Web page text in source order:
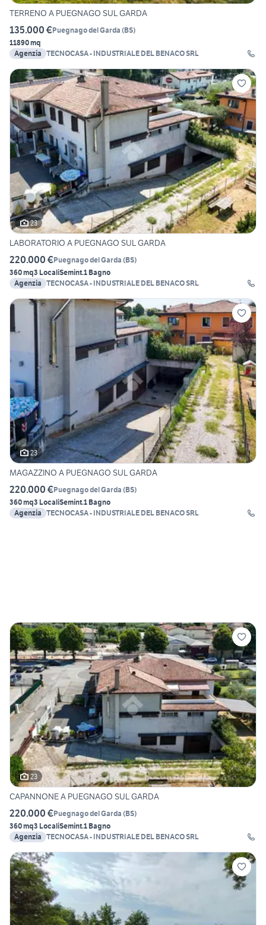
TERRENO A PUEGNAGO SUL GARDA
135.000 €Puegnago del Garda (BS)
11890 mq
Agenzia TECNOCASA - INDUSTRIALE DEL BENACO SRL
23
LABORATORIO A PUEGNAGO SUL GARDA
220.000 €Puegnago del Garda (BS)
360 mq3 LocaliSemint.1 Bagno
Agenzia TECNOCASA - INDUSTRIALE DEL BENACO SRL
23
MAGAZZINO A PUEGNAGO SUL GARDA
220.000 €Puegnago del Garda (BS)
360 mq3 LocaliSemint.1 Bagno
Agenzia TECNOCASA - INDUSTRIALE DEL BENACO SRL
23
CAPANNONE A PUEGNAGO SUL GARDA
220.000 €Puegnago del Garda (BS)
360 mq3 LocaliSemint.1 Bagno
Agenzia TECNOCASA - INDUSTRIALE DEL BENACO SRL